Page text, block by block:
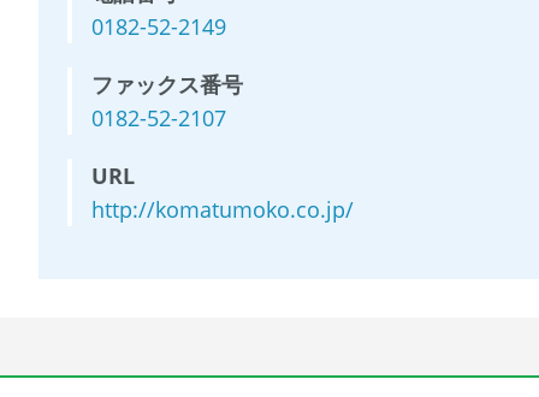
0182-52-2149
ファックス番号
0182-52-2107
URL
http://komatumoko.co.jp/